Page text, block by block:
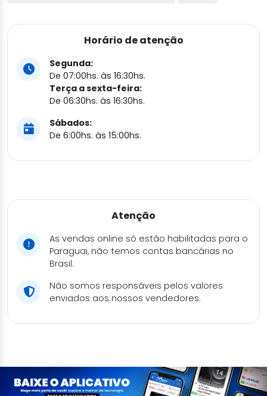
Horário de atenção
Segunda:
De 07:00hs. às 16:30hs.
Terça a sexta-feira:
De 06:30hs. às 16:30hs.
Sábados:
De 6:00hs. às 15:00hs.
Atenção
As vendas online só estão habilitadas para o
Paraguai, não temos contas bancárias no
Brasil.
Não somos responsáveis pelos valores
enviados aos nossos vendedores.